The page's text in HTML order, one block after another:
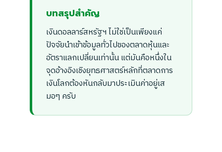
บทสรุปสำคัญ
เงินดอลลาร์สหรัฐฯ ไม่ใช่เป็นเพียงแค่
ปัจจัยนำเข้าข้อมูลทั่วไปของตลาดหุ้นและ
อัตราแลกเปลี่ยนเท่านั้น แต่มันคือหนึ่งใน
จุดอ้างอิงเชิงยุทธศาสตร์หลักที่ตลาดการ
เงินโลกต้องหันกลับมาประเมินค่าอยู่เส
มอๆ ครับ